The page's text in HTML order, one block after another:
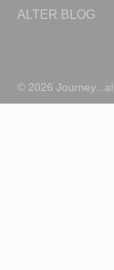
ALTER BLOG
© 2026